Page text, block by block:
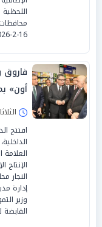
محافظات
16-2-2026 بشأن تنظيم آليات وضوابط صرف المنحة.
فاروق
أون»
الثلاثاء 16/ديسمبر/
افتتح
النجار
إدارة
وزير
القابضة